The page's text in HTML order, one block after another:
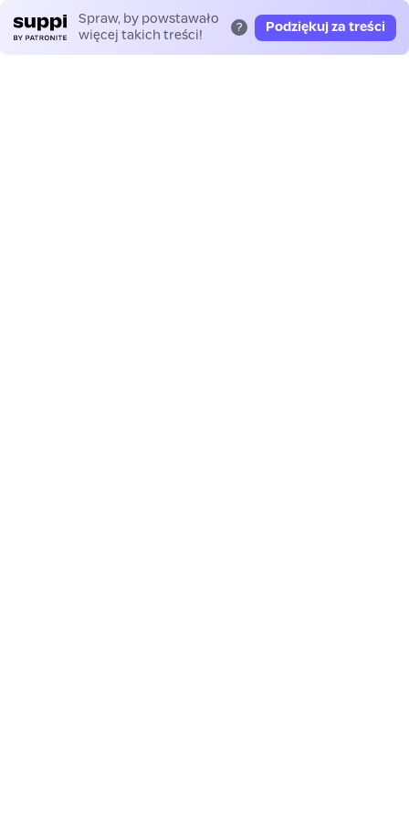
Spraw, by powstawało
więcej takich treści!
? Podziękuj za treści